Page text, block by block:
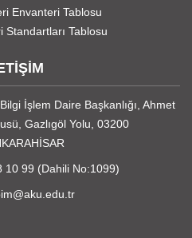
Envanteri Tablosu
Standartları Tablosu
İşlem Daire Başkanlığı, Ahmet
Gazlıgöl Yolu, 03200
10 99 (Dahili No:1099)